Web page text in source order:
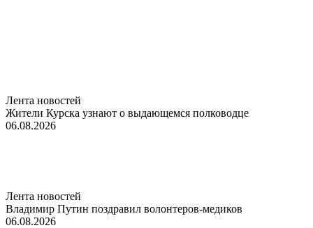
Лента новостей
Жители Курска узнают о выдающемся полководце
06.08.2026
Лента новостей
Владимир Путин поздравил волонтеров-медиков
06.08.2026